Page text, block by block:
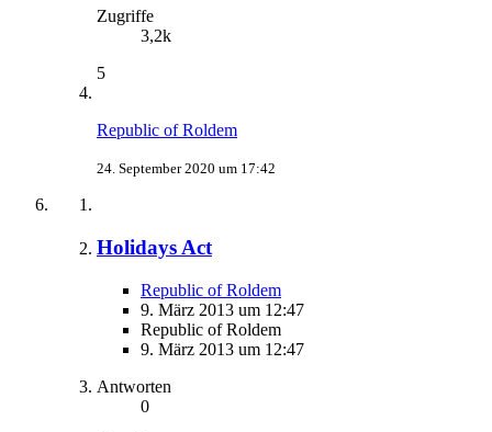
Zugriffe
3,2k
5
Republic of Roldem
24. September 2020 um 17:42
Holidays Act
Republic of Roldem
9. März 2013 um 12:47
Republic of Roldem
9. März 2013 um 12:47
Antworten
0